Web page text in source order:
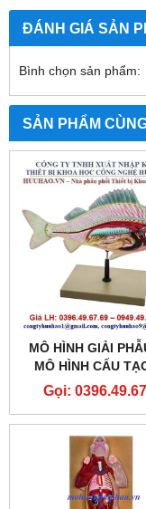
ĐÁNH GIÁ SẢN
Bình chọn sản phẩm:
SẢN PHẨM
MÔ HÌNH GIẢI
MÔ HÌNH CẤU
Gọi: